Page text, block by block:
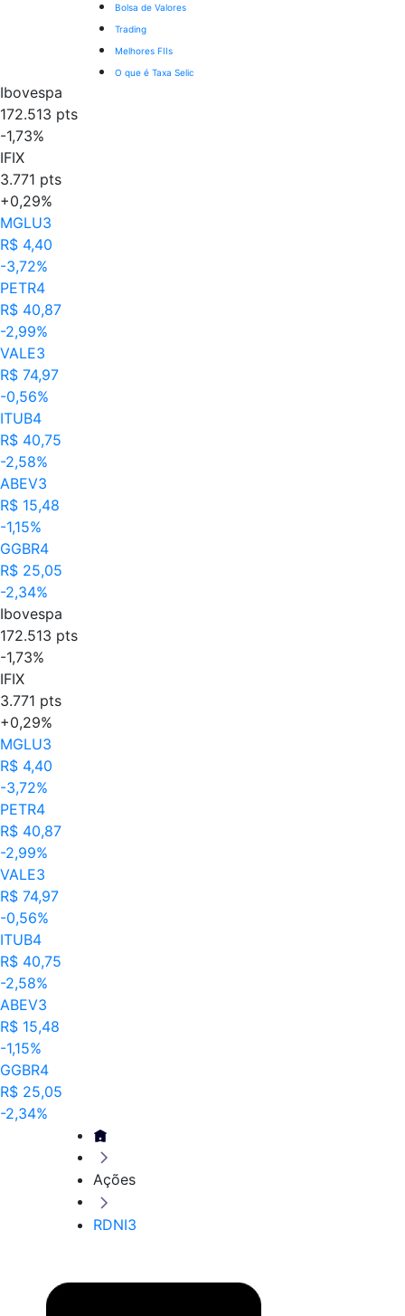
Bolsa de Valores
Trading
Melhores FIIs
O que é Taxa Selic
Ibovespa
172.513 pts
-1,73%
IFIX
3.771 pts
+0,29%
MGLU3
R$ 4,40
-3,72%
PETR4
R$ 40,87
-2,99%
VALE3
R$ 74,97
-0,56%
ITUB4
R$ 40,75
-2,58%
ABEV3
R$ 15,48
-1,15%
GGBR4
R$ 25,05
-2,34%
Ibovespa
172.513 pts
-1,73%
IFIX
3.771 pts
+0,29%
MGLU3
R$ 4,40
-3,72%
PETR4
R$ 40,87
-2,99%
VALE3
R$ 74,97
-0,56%
ITUB4
R$ 40,75
-2,58%
ABEV3
R$ 15,48
-1,15%
GGBR4
R$ 25,05
-2,34%
Ações
RDNI3